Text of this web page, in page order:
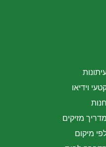
וידיאו
חנות
מדריך מזיקים
מיקום